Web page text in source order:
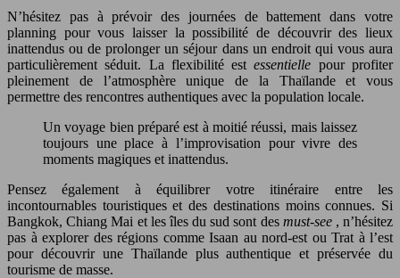
N’hésitez pas à prévoir des journées de battement dans votre
planning pour vous laisser la possibilité de découvrir des lieux
inattendus ou de prolonger un séjour dans un endroit qui vous aura
particulièrement séduit. La flexibilité estessentielle pour profiter
pleinement de l’atmosphère unique de la Thaïlande et vous
permettre des rencontres authentiques avec la population locale.
Un voyage bien préparé est à moitié réussi, mais laissez
toujours une place à l’improvisation pour vivre des
moments magiques et inattendus.
Pensez également à équilibrer votre itinéraire entre les
incontournables touristiques et des destinations moins connues. Si
Bangkok, Chiang Mai et les îles du sud sont des must-see , n’hésitez
pas à explorer des régions comme Isaan au nord-est ou Trat à l’est
pour découvrir une Thaïlande plus authentique et préservée du
tourisme de masse.